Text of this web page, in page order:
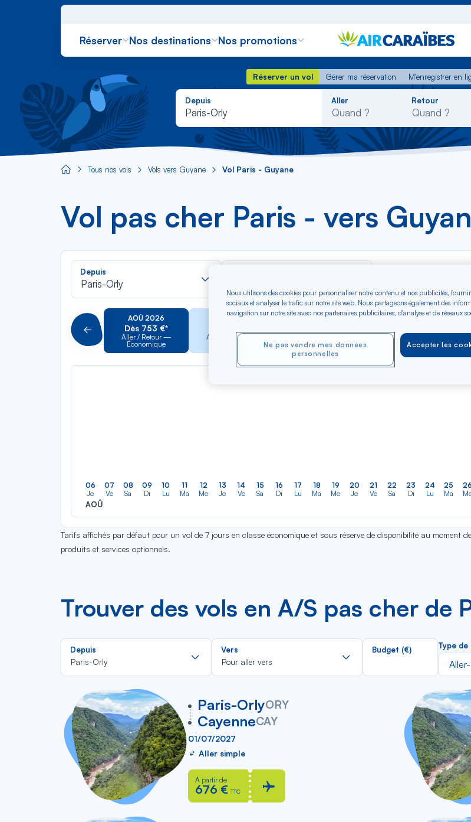
Réserver Nos destinations Nos promotions
Réserver un vol Gérer ma réservation M'enregistrer en
Réserver un vol
Gérer ma réservation M'enregistrer en
Depuis
Paris-Orly
Rechercher
dans
liste
Aller Retour
Aircaraibes.com
Tous nos vols Vols vers Guyane Vol Paris - Guyane
Vol pas cher Paris - vers
Depuis
Paris-Orly
Rechercher
la
liste
la
liste
Aller-Retour
Précédent
AOÛ 2026
Dès 753 €*
Aller / Retour —
Économique
SEP 2026
Aller / Retour —
OCT 2026
Économique
NOV 2026
Aller / Retour —
Économique
06
Je
AOÛ
07
Ve
08
Sa
09
Di
10
Lu
11
Ma
12
Me
13
Je
14
Ve
15
Sa
16
Di
17
Lu
18
Ma
19
Me
20
Je
21
Ve
22
Sa
23
Di
24
Lu
25
Ma
26
Tarifs affichés par défaut pour un vol de 7 jours en classe économique et sous réserve de disponibilité au moment
produits et services optionnels.
Trouver des vols en A/S pas cher de
Depuis
Paris-Orly
Rechercher
dans
la
Vers
Pour aller vers
Rechercher
la
Budget (€) Type
Paris-OrlyORY
vers
CayenneCAY
01/07/2027
Aller simple
À partir de
676 € TTC
Nous utilisons des cookies pour personnaliser notre contenu et nos publicités,
sociaux et analyser le trafic sur notre site web. Nous partageons également des
navigation sur notre site avec nos partenaires publicitaires, d'analyse et de réseaux
Accepter les
Ne pas vendre mes données
personnelles